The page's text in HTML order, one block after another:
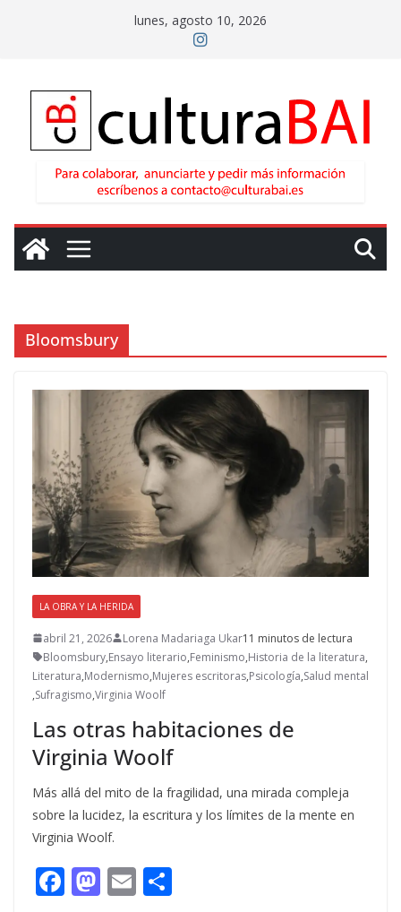
lunes, agosto 10, 2026
Bloomsbury
LA OBRA Y LA HERIDA
abril 21, 2026 Lorena Madariaga Ukar11 minutos de lectura
Bloomsbury,Ensayo literario,Feminismo,Historia de la literatura,
Literatura,Modernismo,Mujeres escritoras,Psicología,Salud mental
,Sufragismo,Virginia Woolf
Las otras habitaciones de
Virginia Woolf
Más allá del mito de la fragilidad, una mirada compleja
sobre la lucidez, la escritura y los límites de la mente en
Virginia Woolf.
F M E